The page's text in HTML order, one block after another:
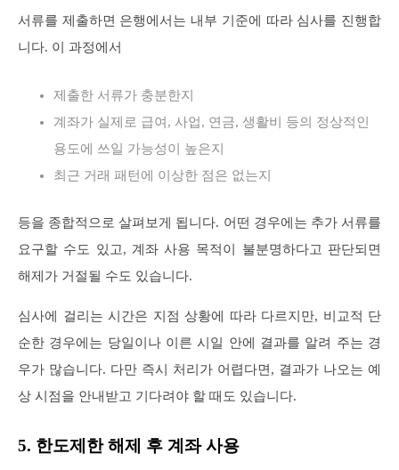
서류를 제출하면 은행에서는 내부 기준에 따라 심사를 진행합
니다. 이 과정에서
제출한 서류가 충분한지
계좌가 실제로 급여, 사업, 연금, 생활비 등의 정상적인
용도에 쓰일 가능성이 높은지
최근 거래 패턴에 이상한 점은 없는지
등을 종합적으로 살펴보게 됩니다. 어떤 경우에는 추가 서류를
요구할 수도 있고, 계좌 사용 목적이 불분명하다고 판단되면
해제가 거절될 수도 있습니다.
심사에 걸리는 시간은 지점 상황에 따라 다르지만, 비교적 단
순한 경우에는 당일이나 이른 시일 안에 결과를 알려 주는 경
우가 많습니다. 다만 즉시 처리가 어렵다면, 결과가 나오는 예
상 시점을 안내받고 기다려야 할 때도 있습니다.
5. 한도제한 해제 후 계좌 사용